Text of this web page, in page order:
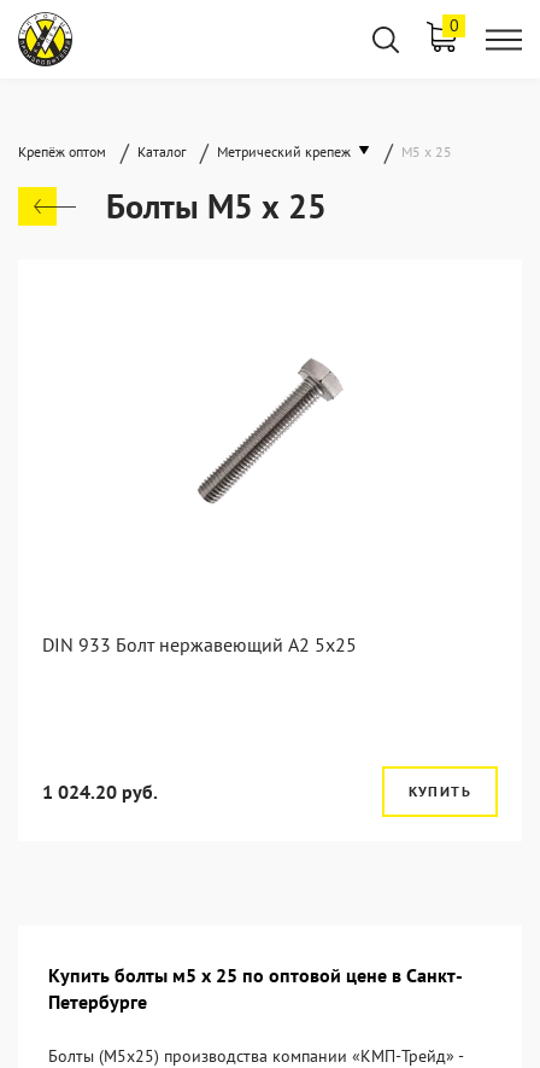
0
Крепёж оптом / Каталог / Метрический крепеж / М5 х 25
Болты М5 х 25
DIN 933 Болт нержавеющий А2 5х25
1 024.20 руб. КУПИТЬ
Купить болты м5 х 25 по оптовой цене в Санкт-
Петербурге
Болты (М5х25) производства компании «KМП-Трейд» -